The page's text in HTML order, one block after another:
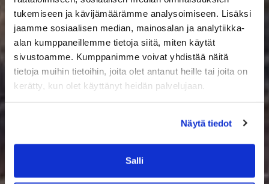
tukemiseen ja kävijämäärämme analysoimiseen. Lisäksi
jaamme sosiaalisen median, mainosalan ja analytiikka-
alan kumppaneillemme tietoja siitä, miten käytät
sivustoamme. Kumppanimme voivat yhdistää näitä
tietoja muihin tietoihin, joita olet antanut heille tai joita on
kerätty, kun olet käyttänyt heidän palvelujaan.
Näytä tiedot
Salli